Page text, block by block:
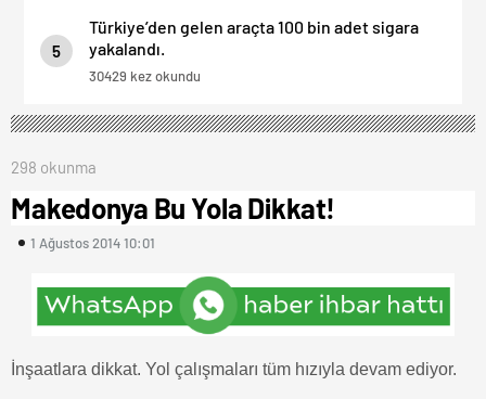
5
Türkiye’den gelen araçta 100 bin adet sigara
yakalandı.
30429 kez okundu
298 okunma
Makedonya Bu Yola Dikkat!
1 Ağustos 2014 10:01
İnşaatlara dikkat. Yol çalışmaları tüm hızıyla devam ediyor.